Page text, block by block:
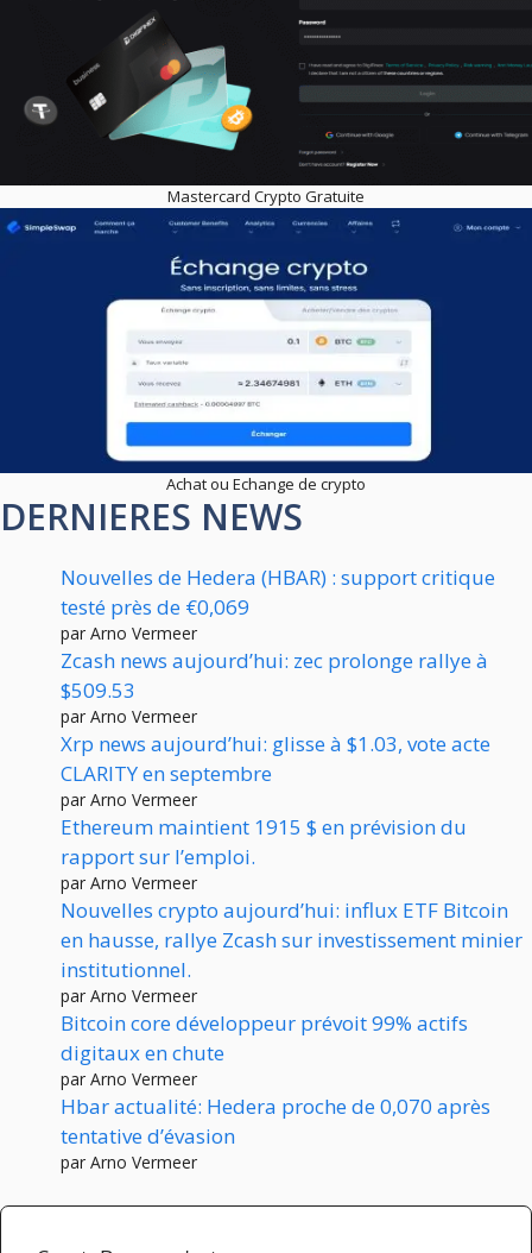
Mastercard Crypto Gratuite
Achat ou Echange de crypto
DERNIERES NEWS
Nouvelles de Hedera (HBAR) : support critique
testé près de €0,069
par Arno Vermeer
Zcash news aujourd’hui: zec prolonge rallye à
$509.53
par Arno Vermeer
Xrp news aujourd’hui: glisse à $1.03, vote acte
CLARITY en septembre
par Arno Vermeer
Ethereum maintient 1915 $ en prévision du
rapport sur l’emploi.
par Arno Vermeer
Nouvelles crypto aujourd’hui: influx ETF Bitcoin
en hausse, rallye Zcash sur investissement minier
institutionnel.
par Arno Vermeer
Bitcoin core développeur prévoit 99% actifs
digitaux en chute
par Arno Vermeer
Hbar actualité: Hedera proche de 0,070 après
tentative d’évasion
par Arno Vermeer